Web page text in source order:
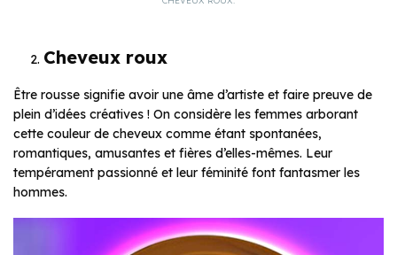
Cheveux roux
Être rousse signifie avoir une âme d’artiste et faire preuve de
plein d’idées créatives ! On considère les femmes arborant
cette couleur de cheveux comme étant spontanées,
romantiques, amusantes et fières d’elles-mêmes. Leur
tempérament passionné et leur féminité font fantasmer les
hommes.